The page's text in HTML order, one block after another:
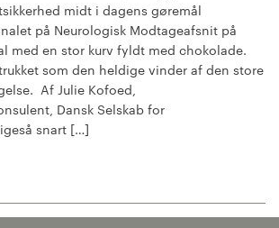
midt i dagens gøremål
på Neurologisk Modtageafsnit på
med en stor kurv fyldt med chokolade.
som den heldige vinder af den store
Af Julie Kofoed,
Dansk Selskab for
snart […]